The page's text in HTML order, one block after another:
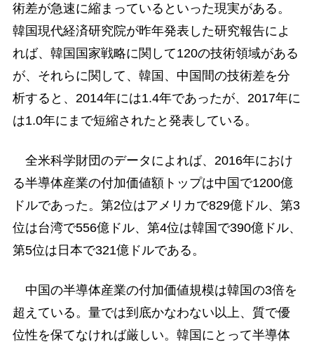
術差が急速に縮まっているといった現実がある。
韓国現代経済研究院が昨年発表した研究報告によ
れば、韓国国家戦略に関して120の技術領域がある
が、それらに関して、韓国、中国間の技術差を分
析すると、2014年には1.4年であったが、2017年に
は1.0年にまで短縮されたと発表している。
全米科学財団のデータによれば、2016年におけ
る半導体産業の付加価値額トップは中国で1200億
ドルであった。第2位はアメリカで829億ドル、第3
位は台湾で556億ドル、第4位は韓国で390億ドル、
第5位は日本で321億ドルである。
中国の半導体産業の付加価値規模は韓国の3倍を
超えている。量では到底かなわない以上、質で優
位性を保てなければ厳しい。韓国にとって半導体